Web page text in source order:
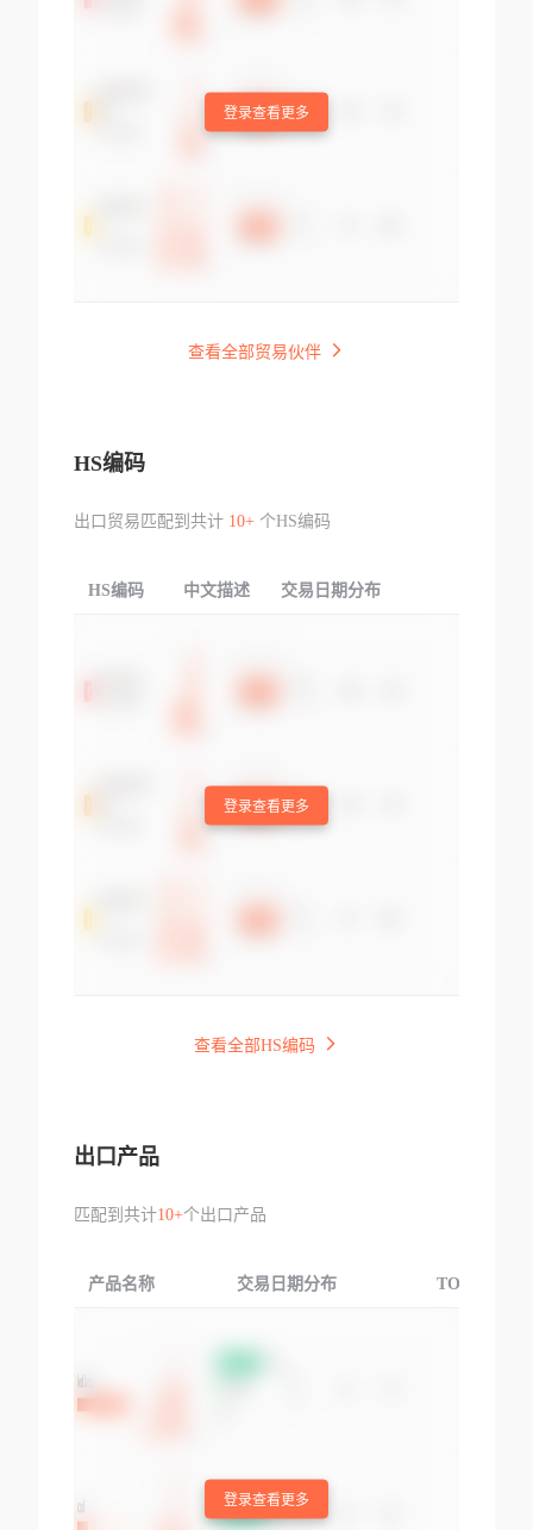
登录查看更多
查看全部贸易伙伴
HS编码
出口贸易匹配到共计 10+个HS编码
HS编码 中文描述 交易日期分布
登录查看更多
查看全部HS编码
出口产品
匹配到共计10+个出口产品
产品名称 交易日期分布 TOP3交易国
登录查看更多